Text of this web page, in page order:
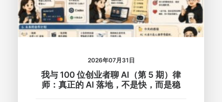
2026年07月31日
我与 100 位创业者聊 AI（第 5 期）律
师：真正的 AI 落地，不是快，而是稳